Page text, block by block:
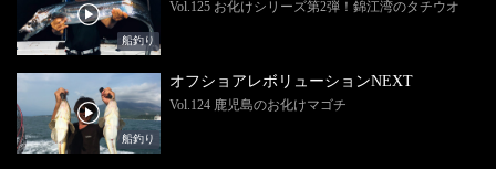
船釣り
Vol.125 お化けシリーズ第2弾！錦江湾のタチウオ
船釣り
オフショアレボリューションNEXT
Vol.124 鹿児島のお化けマゴチ